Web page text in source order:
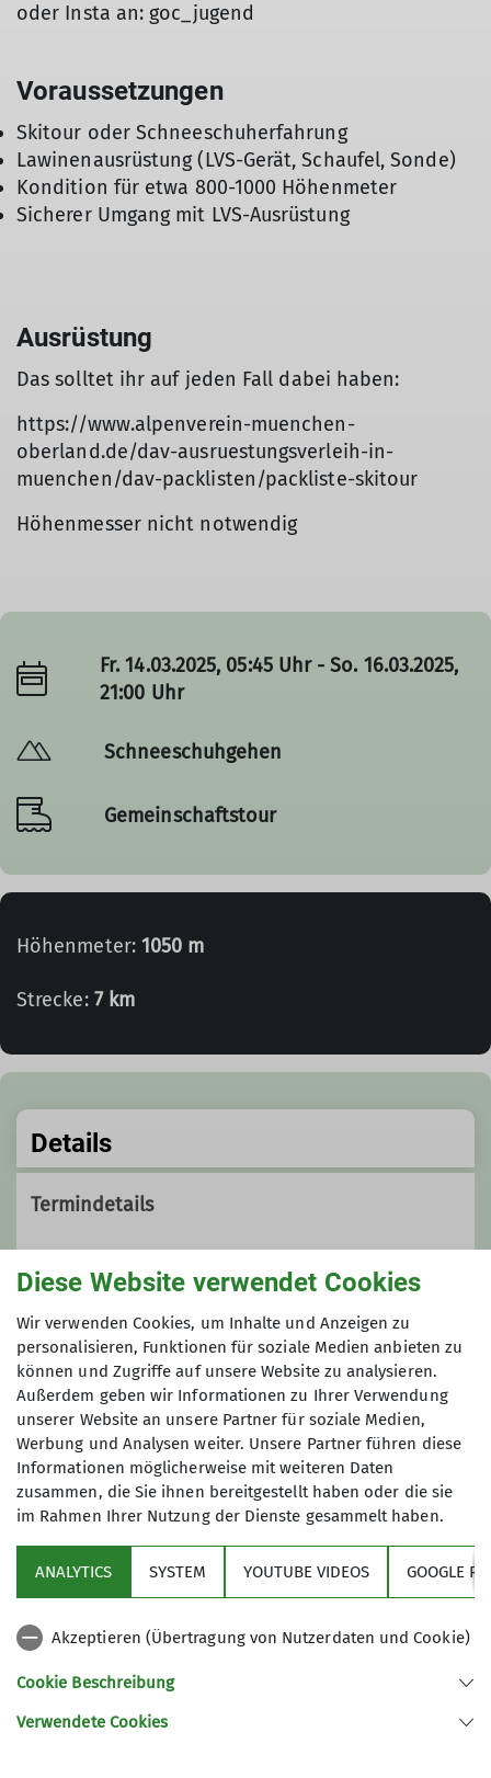
oder Insta an: goc_jugend
Voraussetzungen
Skitour oder Schneeschuherfahrung
Lawinenausrüstung (LVS-Gerät, Schaufel, Sonde)
Kondition für etwa 800-1000 Höhenmeter
Sicherer Umgang mit LVS-Ausrüstung
Ausrüstung
Das solltet ihr auf jeden Fall dabei haben:
https://www.alpenverein-muenchen-
oberland.de/dav-ausruestungsverleih-in-
muenchen/dav-packlisten/packliste-skitour
Höhenmesser nicht notwendig
Fr. 14.03.2025, 05:45 Uhr - So. 16.03.2025,
21:00 Uhr
Schneeschuhgehen
Gemeinschaftstour
Höhenmeter: 1050 m
Strecke: 7 km
Details
Termindetails
Fr. 14.03.2025, 05:45 Uhr - So. 16.03.2025, 21:00
Uhr
Organisation
Richard
015750453948
richard@dav-goc.de
Qualifikationen
Trainer*in C Bergsteigen
Sektion
Diese Website verwendet Cookies
Wir verwenden Cookies, um Inhalte und Anzeigen zu
personalisieren, Funktionen für soziale Medien anbieten zu
können und Zugriffe auf unsere Website zu analysieren.
Außerdem geben wir Informationen zu Ihrer Verwendung
unserer Website an unsere Partner für soziale Medien,
Werbung und Analysen weiter. Unsere Partner führen diese
Informationen möglicherweise mit weiteren Daten
zusammen, die Sie ihnen bereitgestellt haben oder die sie
im Rahmen Ihrer Nutzung der Dienste gesammelt haben.
ANALYTICS SYSTEM YOUTUBE VIDEOS GOOGLE
Akzeptieren (Übertragung von Nutzerdaten und Cookie)
Cookie Beschreibung
Verwendete Cookies